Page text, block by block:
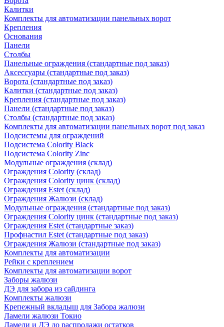
Калитки
Комплекты для автоматизации панельных ворот
Крепления
Основания
Панели
Столбы
Панельные ограждения (стандартные под заказ)
Аксессуары (стандартные под заказ)
Ворота (стандартные под заказ)
Калитки (стандартные под заказ)
Крепления (стандартные под заказ)
Панели (стандартные под заказ)
Столбы (стандартные под заказ)
Комплекты для автоматизации панельных ворот под заказ
Подсистемы для ограждений
Подсистема Colority Black
Подсистема Colority Zinc
Модульные ограждения (склад)
Ограждения Colority (склад)
Ограждения Colority цинк (склад)
Ограждения Estet (склад)
Ограждения Жалюзи (склад)
Модульные ограждения (стандартные под заказ)
Ограждения Colority цинк (стандартные под заказ)
Ограждения Estet (стандартные заказ)
Профнастил Estet (стандартные под заказ)
Ограждения Жалюзи (стандартные под заказ)
Комплекты для автоматизации
Рейки с креплением
Комплекты для автоматизации ворот
Заборы жалюзи
ДЭ для забора из сайдинга
Комплекты жалюзи
Крепежный вкладыш для Забора жалюзи
Ламели жалюзи Токио
Ламели и ДЭ до распродажи остатков